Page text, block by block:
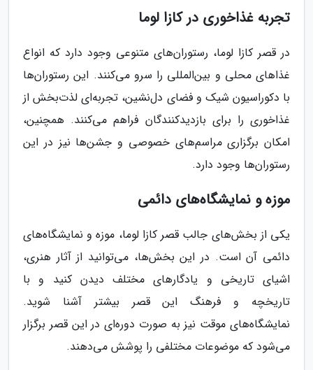
تجربه غذاخوری در کازا لوما
در قصر کازا لوما، رستوران‌های متنوعی وجود دارد که انواع
غذاهای محلی و بین‌المللی را سرو می‌کنند. این رستوران‌ها
با دکوراسیون شیک و فضای دل‌نشین، تجربه‌ای لذت‌بخش از
غذاخوری را برای بازدیدکنندگان فراهم می‌کنند. همچنین،
امکان برگزاری مراسم‌های خصوصی و جشن‌ها نیز در این
رستوران‌ها وجود دارد.
موزه و نمایشگاه‌های دائمی
یکی از بخش‌های جالب قصر کازا لوما، موزه و نمایشگاه‌های
دائمی آن است. در این بخش‌ها، می‌توانید از آثار هنری،
اشیای تاریخی و یادگارهای مختلف دیدن کنید و با
تاریخچه و فرهنگ این قصر بیشتر آشنا شوید.
نمایشگاه‌های موقت نیز به صورت دوره‌ای در این قصر برگزار
می‌شود که موضوعات مختلفی را پوشش می‌دهند.